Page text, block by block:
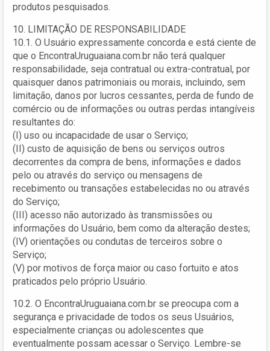
produtos pesquisados.
10. LIMITAÇÃO DE RESPONSABILIDADE
10.1. O Usuário expressamente concorda e está ciente de
que o EncontraUruguaiana.com.br não terá qualquer
responsabilidade, seja contratual ou extra-contratual, por
quaisquer danos patrimoniais ou morais, incluindo, sem
limitação, danos por lucros cessantes, perda de fundo de
comércio ou de informações ou outras perdas intangíveis
resultantes do:
(I) uso ou incapacidade de usar o Serviço;
(II) custo de aquisição de bens ou serviços outros
decorrentes da compra de bens, informações e dados
pelo ou através do serviço ou mensagens de
recebimento ou transações estabelecidas no ou através
do Serviço;
(III) acesso não autorizado às transmissões ou
informações do Usuário, bem como da alteração destes;
(IV) orientações ou condutas de terceiros sobre o
Serviço;
(V) por motivos de força maior ou caso fortuito e atos
praticados pelo próprio Usuário.
10.2. O EncontraUruguaiana.com.br se preocupa com a
segurança e privacidade de todos os seus Usuários,
especialmente crianças ou adolescentes que
eventualmente possam acessar o Serviço. Lembre-se